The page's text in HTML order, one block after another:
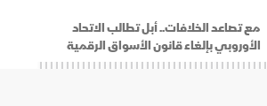
مع تصاعد الخلافات.. أبل تطالب الاتحاد
الأوروبي بإلغاء قانون الأسواق الرقمية